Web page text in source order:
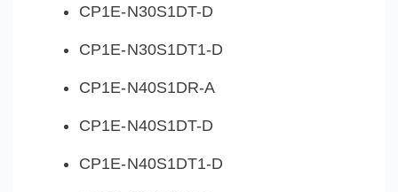
CP1E-N30S1DT-D
CP1E-N30S1DT1-D
CP1E-N40S1DR-A
CP1E-N40S1DT-D
CP1E-N40S1DT1-D